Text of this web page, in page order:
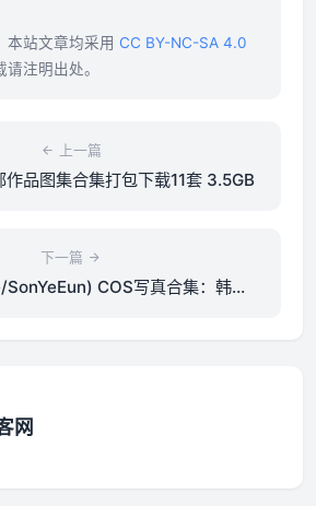
本站文章均采用 CC BY-NC-SA 4.0
注明出处。
上一篇
品图集合集打包下载11套 3.5GB
下一篇
SonYeEun) COS写真合集：韩系
网